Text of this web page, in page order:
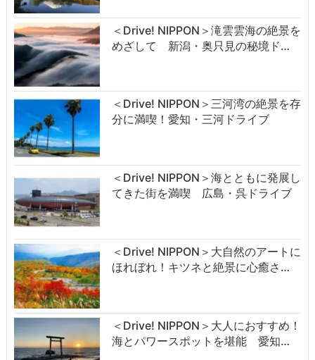
＜Drive! NIPPON＞滝雲雲海の絶景を
めざして 新潟・奥只見の秘境ド…
＜Drive! NIPPON＞三河湾の絶景を存
分に満喫！愛知・三河ドライブ
＜Drive! NIPPON＞海とともに発展し
てきた街を満喫 広島・呉ドライブ
＜Drive! NIPPON＞大自然のアートに
ほれぼれ！キツネと絶景に心癒さ…
＜Drive! NIPPON＞大人におすすめ！
海とパワースポットを堪能 愛知…